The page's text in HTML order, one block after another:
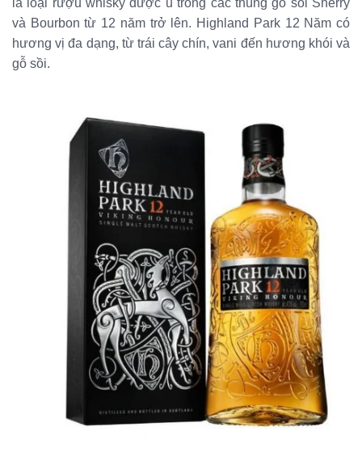
là loại rượu whisky được ủ trong các thùng gỗ sồi Sherry
và Bourbon từ 12 năm trở lên. Highland Park 12 Năm có
hương vị đa dạng, từ trái cây chín, vani đến hương khói và
gỗ sồi.